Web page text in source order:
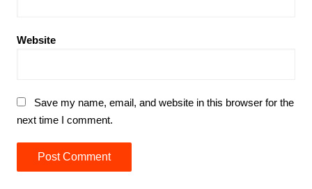
Website
Save my name, email, and website in this browser for the
next time I comment.